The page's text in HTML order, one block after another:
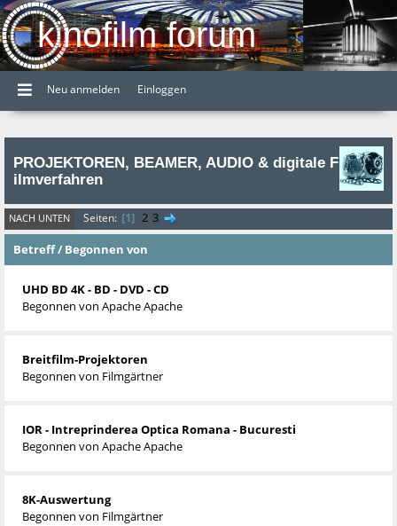
kinofilm forum
Neu anmelden Einloggen
PROJEKTOREN, BEAMER, AUDIO & digitale F
ilmverfahren
NACH UNTEN Seiten 1 2 3
Betreff/ Begonnen von
UHD BD 4K - BD - DVD - CD
Begonnen von Apache Apache
Breitfilm-Projektoren
Begonnen von Filmgärtner
IOR - Intreprinderea Optica Romana - Bucuresti
Begonnen von Apache Apache
8K-Auswertung
Begonnen von Filmgärtner